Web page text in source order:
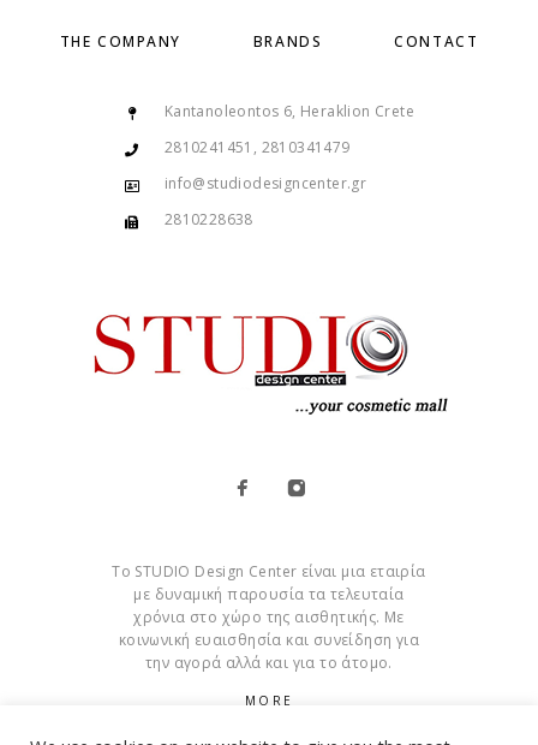
THE COMPANY BRANDS CONTACT
Kantanoleontos 6, Heraklion Crete
2810241451, 2810341479
info@studiodesigncenter.gr
2810228638
Το STUDIO Design Center είναι μια εταιρία
με δυναμική παρουσία τα τελευταία
χρόνια στο χώρο της αισθητικής. Με
κοινωνική ευαισθησία και συνείδηση για
την αγορά αλλά και για το άτομο.
MORE